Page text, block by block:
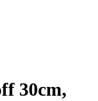
30cm,